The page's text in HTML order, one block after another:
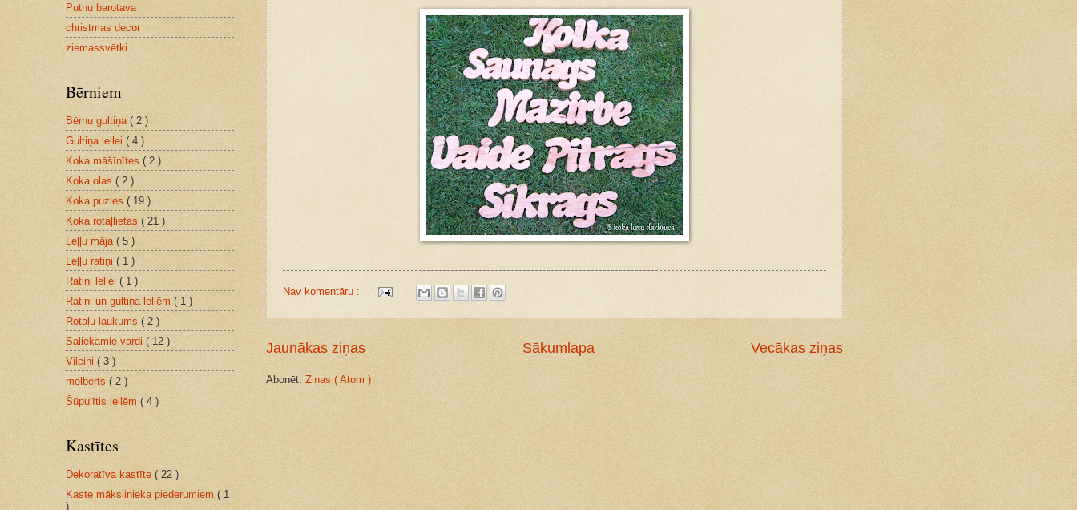
Nav komentāru :
Jaunākas ziņas Vecākas ziņas
Sākumlapa
Abonēt: Ziņas ( Atom )
Putnu barotava
christmas decor
ziemassvētki
Bērniem
Bērnu gultiņa ( 2 )
Gultiņa lellei ( 4 )
Koka māšīnītes ( 2 )
Koka olas ( 2 )
Koka puzles ( 19 )
Koka rotaļlietas ( 21 )
Leļļu māja ( 5 )
Leļļu ratiņi ( 1 )
Ratiņi lellei ( 1 )
Ratiņi un gultiņa lellēm ( 1 )
Rotaļu laukums ( 2 )
Saliekamie vārdi ( 12 )
Vilciņi ( 3 )
molberts ( 2 )
Šūpulītis lellēm ( 4 )
Kastītes
Dekoratīva kastīte ( 22 )
Kaste mākslinieka piederumiem ( 1
)